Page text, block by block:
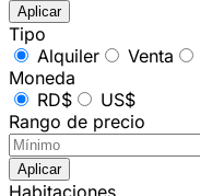
Aplicar
Tipo
Alquiler
Venta
Moneda
RD$
US$
Rango de precio
Aplicar
Habitaciones